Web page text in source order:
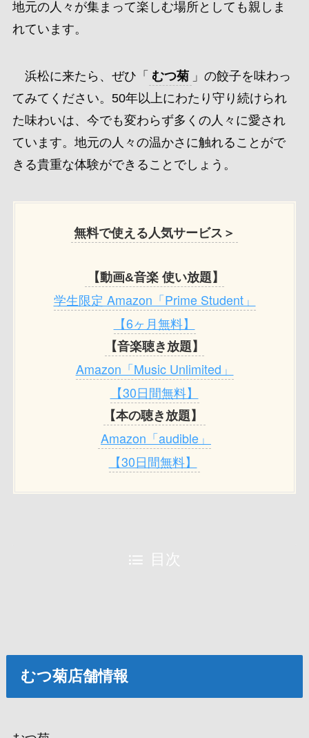
地元の人々が集まって楽しむ場所としても親しま
れています。
浜松に来たら、ぜひ「 むつ菊 」の餃子を味わっ
てみてください。50年以上にわたり守り続けられ
た味わいは、今でも変わらず多くの人々に愛され
ています。地元の人々の温かさに触れることがで
きる貴重な体験ができることでしょう。
無料で使える人気サービス＞
【動画&音楽 使い放題】
学生限定 Amazon「Prime Student」
【6ヶ月無料】
【音楽聴き放題】
Amazon「Music Unlimited」
【30日間無料】
【本の聴き放題】
Amazon「audible」
【30日間無料】
目次
むつ菊店舗情報